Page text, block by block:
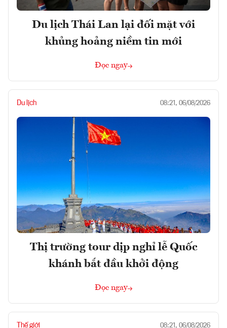
Du lịch Thái Lan lại đối mặt với
khủng hoảng niềm tin mới
Đọc ngay
Du lịch 08:21, 06/08/2026
Thị trường tour dịp nghỉ lễ Quốc
khánh bắt đầu khởi động
Đọc ngay
Thế giới 08:21, 06/08/2026